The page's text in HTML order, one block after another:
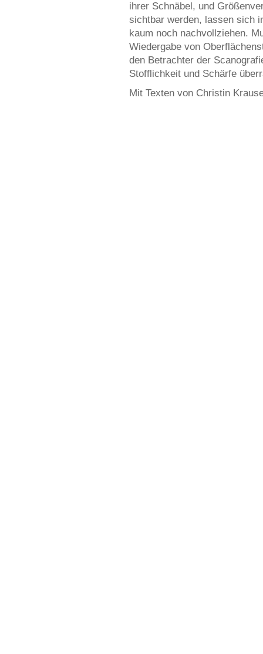
ihrer Schnäbel, und
sichtbar werden, lassen sich
kaum noch nachvollziehen.
Wiedergabe von
den Betrachter der
Stofflichkeit und Schärfe
Mit Texten von Christin